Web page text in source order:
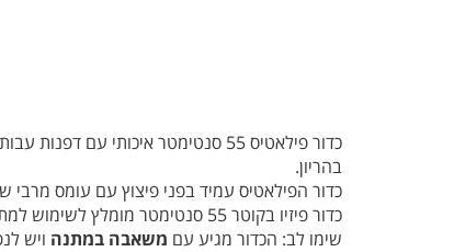
כדור פילאטיס 55 סנטימטר איכותי
בהריון.
כדור הפילאטיס עמיד בפני פיצוץ עם עומס מרבי של 150 קילוגרם. כדור הפיזיו איכותי במיוחד וישמש אתכם
כדור פיזיו בקוטר 55 סנטימטר מומלץ לשימוש למתאמנים בגובה: 150-160 סנטימטר.
שימו לב: הכדור מגיע עם משאבה במתנה ויש